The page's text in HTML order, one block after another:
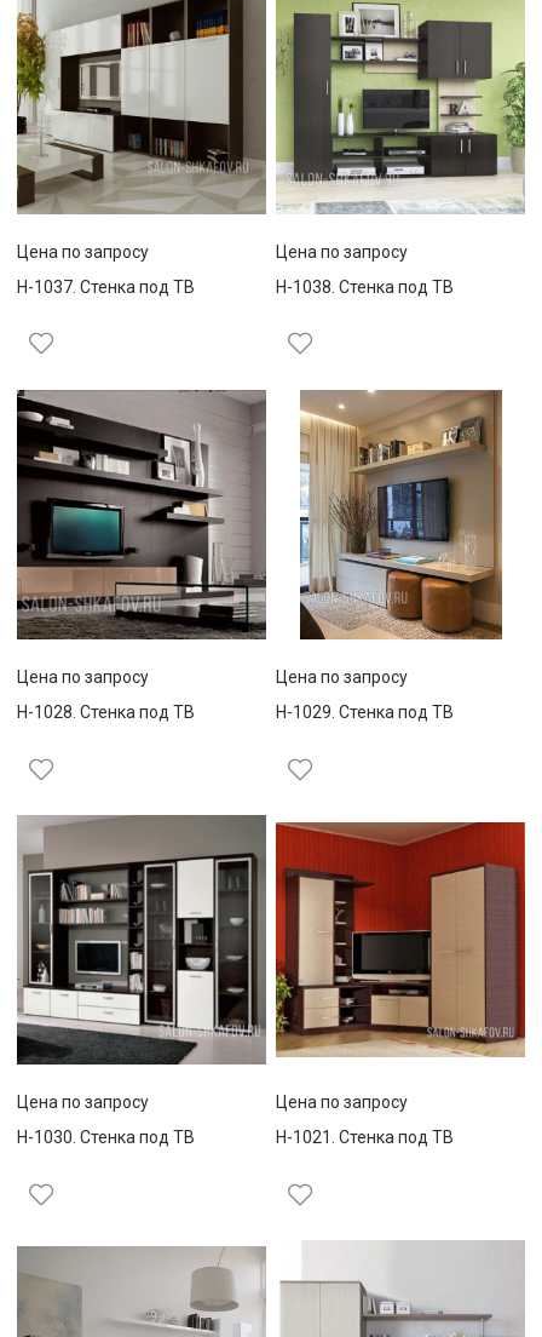
Цена по запросу
Н-1037. Стенка под ТВ
Цена по запросу
Н-1038. Стенка под ТВ
Цена по запросу
Н-1028. Стенка под ТВ
Цена по запросу
Н-1029. Стенка под ТВ
Цена по запросу
Н-1030. Стенка под ТВ
Цена по запросу
Н-1021. Стенка под ТВ